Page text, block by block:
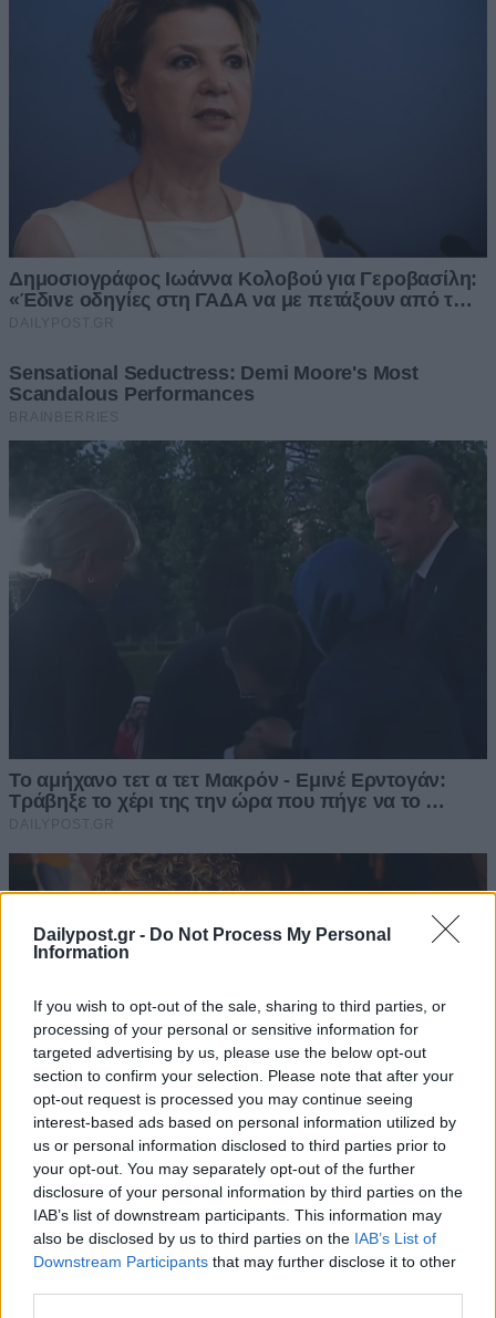
Dailypost.gr - Do Not Process My Personal
Information
If you wish to opt-out of the sale, sharing to third parties, or
processing of your personal or sensitive information for
targeted advertising by us, please use the below opt-out
section to confirm your selection. Please note that after your
opt-out request is processed you may continue seeing
interest-based ads based on personal information utilized by
us or personal information disclosed to third parties prior to
your opt-out. You may separately opt-out of the further
disclosure of your personal information by third parties on the
IAB’s list of downstream participants. This information may
also be disclosed by us to third parties on the IAB’s List of
Downstream Participants that may further disclose it to other